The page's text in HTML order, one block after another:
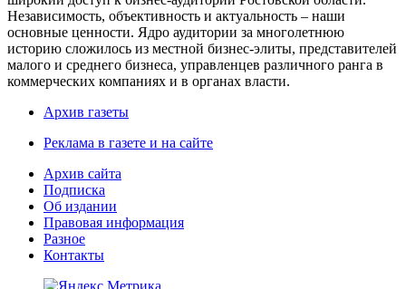
Независимость, объективность и актуальность – наши
основные ценности. Ядро аудитории за многолетнюю
историю сложилось из местной бизнес-элиты, представителей
малого и среднего бизнеса, управленцев различного ранга в
коммерческих компаниях и в органах власти.
Архив газеты
Реклама в газете и на сайте
Архив сайта
Подписка
Об издании
Правовая информация
Разное
Контакты